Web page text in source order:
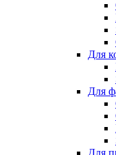
Для
Для